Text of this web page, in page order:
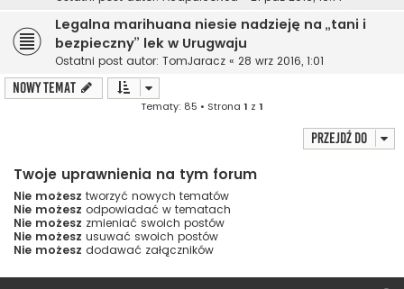
Legalna marihuana niesie nadzieję na „tani i
bezpieczny” lek w Urugwaju
Ostatni post autor: TomJaracz « 28 wrz 2016, 1:01
NOWY TEMAT
Tematy: 85 • Strona 1 z 1
Przejdź do
Twoje uprawnienia na tym forum
Nie możesz tworzyć nowych tematów
Nie możesz odpowiadać w tematach
Nie możesz zmieniać swoich postów
Nie możesz usuwać swoich postów
Nie możesz dodawać załączników